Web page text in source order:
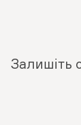
Залишіть